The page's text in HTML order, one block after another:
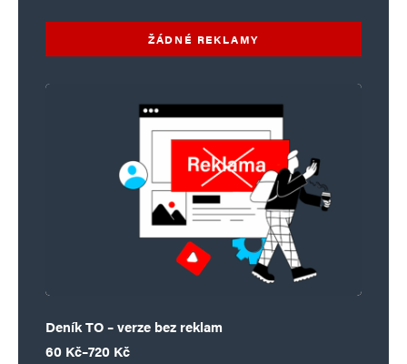
ŽÁDNÉ REKLAMY
Deník TO – verze bez reklam
60 Kč–720 Kč
Rozpětí cen: 60 Kč až 720 Kč